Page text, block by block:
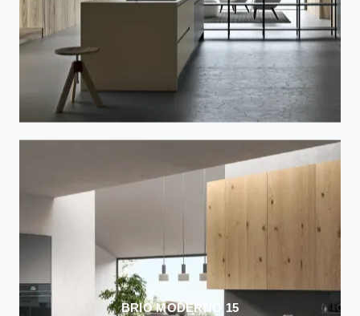
BRIO MODERNO 15